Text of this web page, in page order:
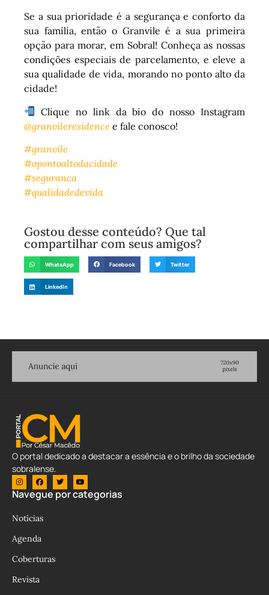
Se a sua prioridade é a segurança e conforto da
sua família, então o Granvile é a sua primeira
opção para morar, em Sobral! Conheça as nossas
condições especiais de parcelamento, e eleve a
sua qualidade de vida, morando no ponto alto da
cidade!
Clique no link da bio do nosso Instagram
@granvileresidence e fale conosco!
#granvile
#opontoaltodacidade
#seguranca
#qualidadedevida
Gostou desse conteúdo? Que tal
compartilhar com seus amigos?
WhatsApp Facebook Twitter
LinkedIn
O portal dedicado a destacar a essência e o brilho da sociedade
sobralense.
Navegue por categorias
Notícias
Agenda
Coberturas
Revista